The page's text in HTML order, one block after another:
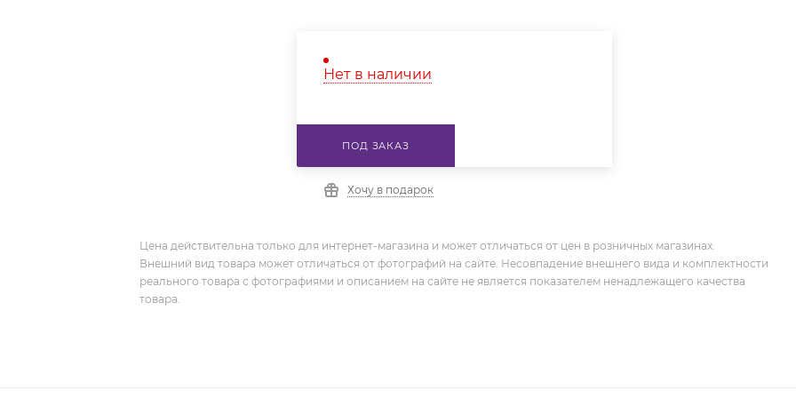
Нет в наличии
ПОД ЗАКАЗ
Хочу в подарок
Цена действительна только для интернет-магазина и может отличаться от цен в розничных магазинах.
Внешний вид товара может отличаться от фотографий на сайте. Несовпадение внешнего вида и комплектности
реального товара с фотографиями и описанием на сайте не является показателем ненадлежащего качества
товара.